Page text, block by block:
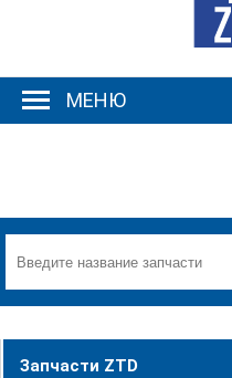
МЕНЮ
Запчасти ZTD